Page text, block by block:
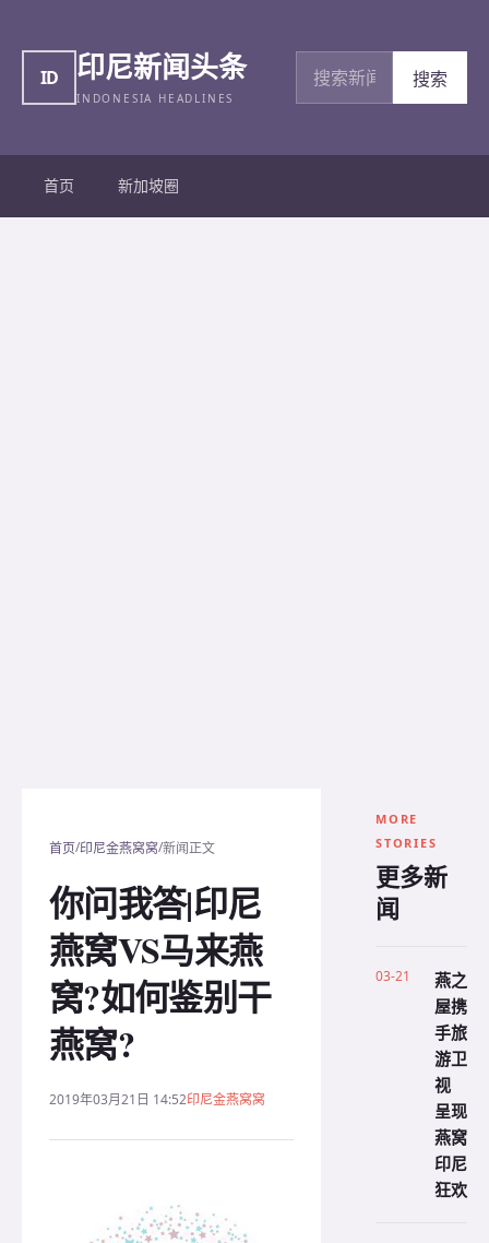
ID 印尼新闻头条
INDONESIA HEADLINES
搜索新闻
搜索
首页 新加坡圈
首页/印尼金燕窝窝/新闻正文
你问我答|印尼
燕窝VS马来燕
窝?如何鉴别干
燕窝?
2019年03月21日 14:52印尼金燕窝窝
MORE
STORIES
更多新
闻
03-21
燕之
屋携
手旅
游卫
视
呈现
燕窝
印尼
狂欢